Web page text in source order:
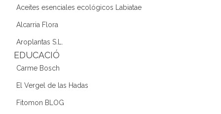
Aceites esenciales ecológicos Labiatae
Alcarria Flora
Aroplantas S.L.
EDUCACIÓ
Carme Bosch
El Vergel de las Hadas
Fitomon BLOG